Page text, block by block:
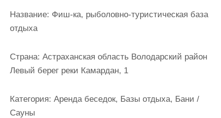
Название: Фиш-ка, рыболовно-туристическая база
отдыха
Страна: Астраханская область Володарский район
Левый берег реки Камардан, 1
Категория: Аренда беседок, Базы отдыха, Бани /
Сауны